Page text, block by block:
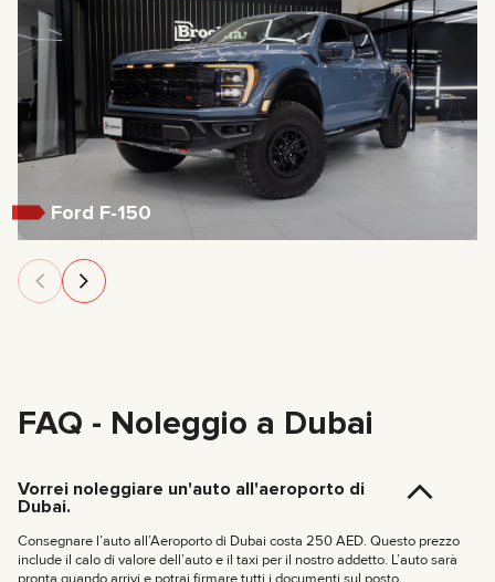
Ford F-150
FAQ - Noleggio a Dubai
Vorrei noleggiare un'auto all'aeroporto di
Dubai.
Consegnare l’auto all’Aeroporto di Dubai costa 250 AED. Questo prezzo
include il calo di valore dell’auto e il taxi per il nostro addetto. L’auto sarà